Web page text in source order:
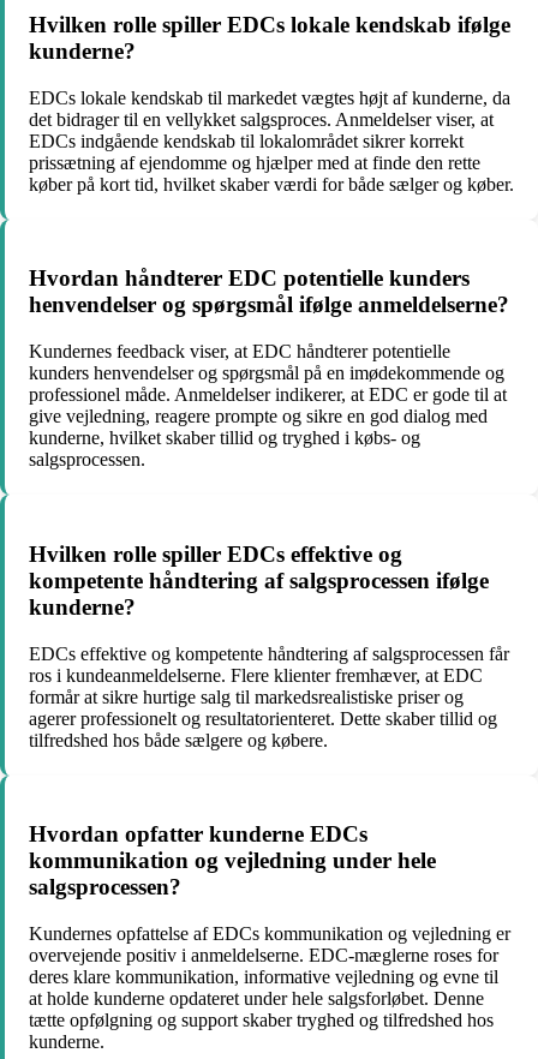
Hvilken rolle spiller EDCs lokale kendskab ifølge
kunderne?
EDCs lokale kendskab til markedet vægtes højt af kunderne, da
det bidrager til en vellykket salgsproces. Anmeldelser viser, at
EDCs indgående kendskab til lokalområdet sikrer korrekt
prissætning af ejendomme og hjælper med at finde den rette
køber på kort tid, hvilket skaber værdi for både sælger og køber.
Hvordan håndterer EDC potentielle kunders
henvendelser og spørgsmål ifølge anmeldelserne?
Kundernes feedback viser, at EDC håndterer potentielle
kunders henvendelser og spørgsmål på en imødekommende og
professionel måde. Anmeldelser indikerer, at EDC er gode til at
give vejledning, reagere prompte og sikre en god dialog med
kunderne, hvilket skaber tillid og tryghed i købs- og
salgsprocessen.
Hvilken rolle spiller EDCs effektive og
kompetente håndtering af salgsprocessen ifølge
kunderne?
EDCs effektive og kompetente håndtering af salgsprocessen får
ros i kundeanmeldelserne. Flere klienter fremhæver, at EDC
formår at sikre hurtige salg til markedsrealistiske priser og
agerer professionelt og resultatorienteret. Dette skaber tillid og
tilfredshed hos både sælgere og købere.
Hvordan opfatter kunderne EDCs
kommunikation og vejledning under hele
salgsprocessen?
Kundernes opfattelse af EDCs kommunikation og vejledning er
overvejende positiv i anmeldelserne. EDC-mæglerne roses for
deres klare kommunikation, informative vejledning og evne til
at holde kunderne opdateret under hele salgsforløbet. Denne
tætte opfølgning og support skaber tryghed og tilfredshed hos
kunderne.